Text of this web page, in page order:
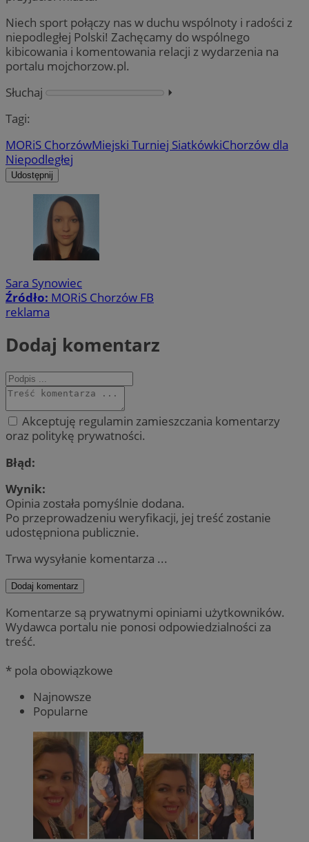
Niech sport połączy nas w duchu wspólnoty i radości z
niepodległej Polski! Zachęcamy do wspólnego
kibicowania i komentowania relacji z wydarzenia na
portalu mojchorzow.pl.
Słuchaj
⏵︎
Tagi:
MORiS ChorzówMiejski Turniej SiatkówkiChorzów dla
Niepodległej
Udostępnij
Sara Synowiec
Źródło: MORiS Chorzów FB
reklama
Dodaj komentarz
Akceptuję regulamin zamieszczania komentarzy
oraz politykę prywatności.
Błąd:
Wynik:
Opinia została pomyślnie dodana.
Po przeprowadzeniu weryfikacji, jej treść zostanie
udostępniona publicznie.
Trwa wysyłanie komentarza ...
Dodaj komentarz
Komentarze są prywatnymi opiniami użytkowników.
Wydawca portalu nie ponosi odpowiedzialności za
treść.
* pola obowiązkowe
Najnowsze
Popularne